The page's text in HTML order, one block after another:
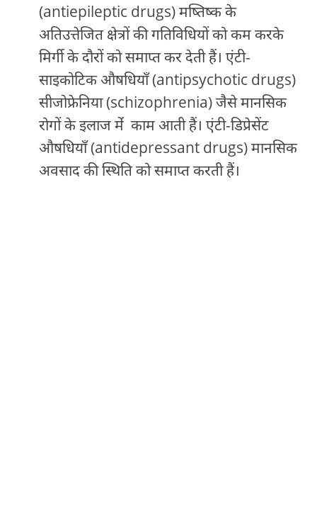
(antiepileptic drugs) मष्तिष्क के
अतिउत्तेजित क्षेत्रों की गतिविधियों को कम करके
मिर्गी के दौरों को समाप्त कर देती हैं। एंटी-
साइकोटिक औषधियाँ (antipsychotic drugs)
सीजोफ्रेनिया (schizophrenia) जैसे मानसिक
रोगों के इलाज मेंं काम आती हैं। एंटी-डिप्रेसेंट
औषधियाँ (antidepressant drugs) मानसिक
अवसाद की स्थिति को समाप्त करती हैं।